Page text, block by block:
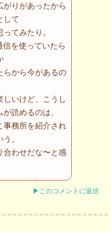
がりがあったから
して
てみたり。
を使っていたら
らから今があるの
しいけど、こうし
読めるのは、
事務所を紹介され
。
合わせだな〜と感
▶このコメントに返信